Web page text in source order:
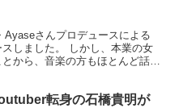
さんプロデュースによる
しました。 しかし、本業の女
から、音楽の方もほとんど話題
転身の石橋貴明が